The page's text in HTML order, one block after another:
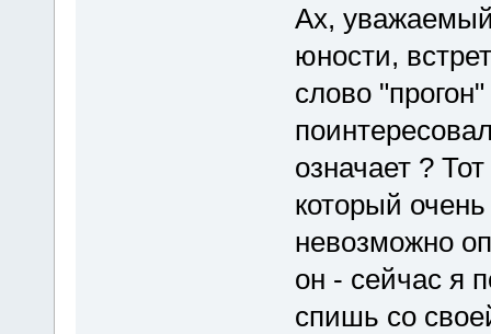
Ах,
юности,
слово
означает ?
который
невозможно
он - сейчас я
спишь со